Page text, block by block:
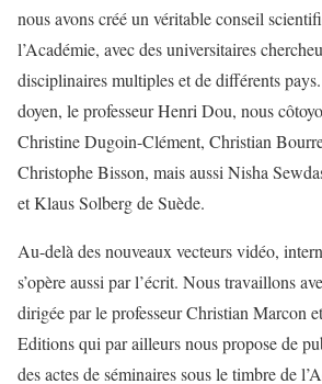
nous avons créé un véritable conseil
l’Académie, avec des universitaires
disciplinaires multiples et de différents
doyen, le professeur Henri Dou, nous
Christine Dugoin-Clément, Christian
Christophe Bisson, mais aussi Nisha
et Klaus Solberg de Suède.
Au-delà des nouveaux vecteurs vidéo,
s’opère aussi par l’écrit. Nous travaillons
dirigée par le professeur Christian Marcon
Editions qui par ailleurs nous propose de
des actes de séminaires sous le timbre de